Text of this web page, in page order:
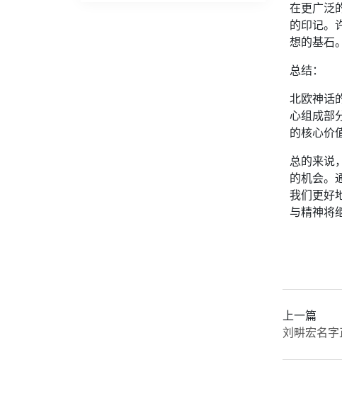
在更广泛
的印记。
想的基石
总结：
北欧神话
心组成部
的核心价
总的来说
的机会。
我们更好
与精神将
上一篇
刘畊宏名